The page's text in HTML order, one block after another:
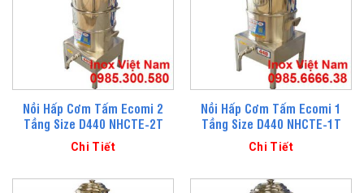
Nồi Hấp Cơm Tấm Ecomi 2
Tầng Size D440 NHCTE-2T
Chi Tiết
Nồi Hấp Cơm Tấm Ecomi 1
Tầng Size D440 NHCTE-1T
Chi Tiết